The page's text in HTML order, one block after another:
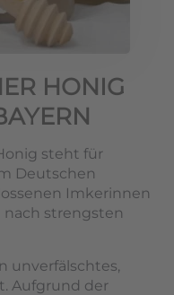
HONIG
steht für
Deutschen
Imkerinnen
strengsten
unverfälschtes,
Aufgrund der